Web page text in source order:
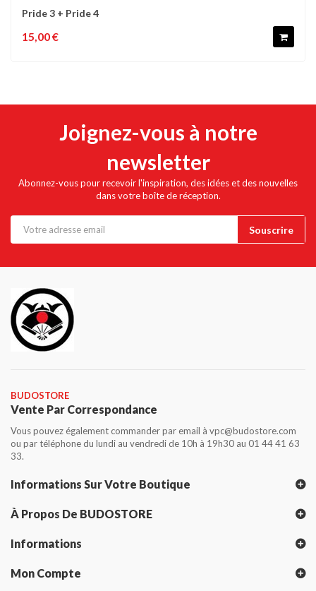
Pride 3 + Pride 4
15,00 €
Joignez-vous à notre
newsletter
Abonnez-vous pour recevoir l'inspiration, des idées et des nouvelles
dans votre boîte de réception.
BUDOSTORE
Vente Par Correspondance
Vous pouvez également commander par email à vpc@budostore.com
ou par téléphone du lundi au vendredi de 10h à 19h30 au 01 44 41 63
33.
Informations Sur Votre Boutique
À Propos De BUDOSTORE
Informations
Mon Compte